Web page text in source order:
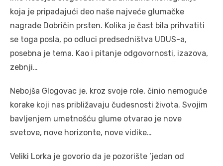
koja je pripadajući deo naše najveće glumačke
nagrade Dobričin prsten. Kolika je čast bila prihvatiti
se toga posla, po odluci predsedništva UDUS-a,
posebna je tema. Kao i pitanje odgovornosti, izazova,
zebnji…
Nebojša Glogovac je, kroz svoje role, činio nemoguće
korake koji nas približavaju čudesnosti života. Svojim
bavljenjem umetnošću glume otvarao je nove
svetove, nove horizonte, nove vidike…
Veliki Lorka je govorio da je pozorište ’jedan od